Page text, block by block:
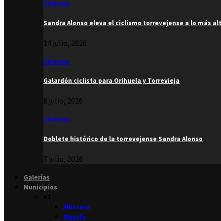
Ciclismo
Sandra Alonso eleva el ciclismo torrevejense a lo más
14 julio, 2026
Ciclismo
Galardón ciclista para Orihuela y Torrevieja
8 julio, 2026
Ciclismo
Doblete histórico de la torrevejense Sandra Alonso
7 julio, 2026
Galerías
Municipios
Albatera
Algorfa